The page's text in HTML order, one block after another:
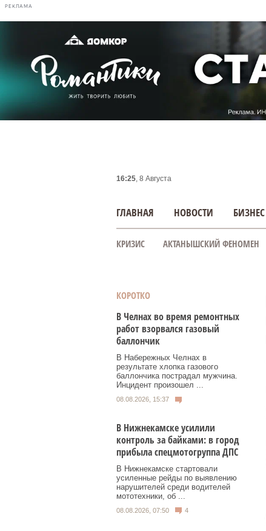
РЕКЛАМА
16:25, 8 Августа
ГЛАВНАЯ НОВОСТИ БИЗНЕС
КРИЗИС АКТАНЫШСКИЙ ФЕНОМЕН
КОРОТКО
В Челнах во время ремонтных
работ взорвался газовый
баллончик
В Набережных Челнах в
результате хлопка газового
баллончика пострадал мужчина.
Инцидент произошел ...
08.08.2026, 15:37
В Нижнекамске усилили
контроль за байками: в город
прибыла спецмотогруппа ДПС
В Нижнекамске стартовали
усиленные рейды по выявлению
нарушителей среди водителей
мототехники, об ...
08.08.2026, 07:50 4